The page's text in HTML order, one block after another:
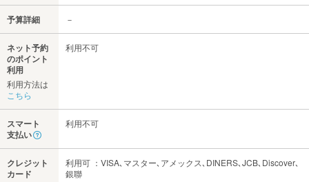
予算詳細 －
ネット予約
のポイント
利用
利用方法は
こちら
利用不可
スマート
支払い
利用不可
クレジット
カード
利用可 ：VISA､マスター､アメックス､DINERS､JCB､Discover､
銀聯